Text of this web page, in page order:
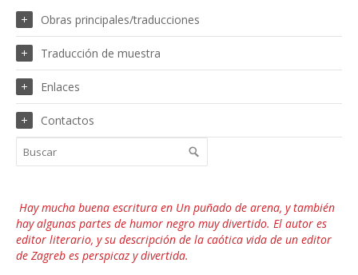
Obras principales/traducciones
Traducción de muestra
Enlaces
Contactos
Hay mucha buena escritura en Un puñado de arena, y también
hay algunas partes de humor negro muy divertido. El autor es
editor literario, y su descripción de la caótica vida de un editor
de Zagreb es perspicaz y divertida.